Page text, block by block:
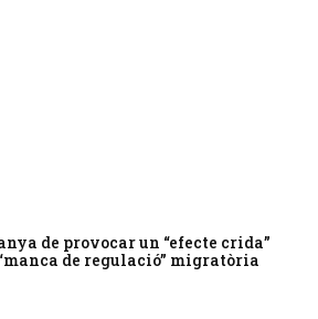
de provocar un “efecte crida”
de regulació” migratòria